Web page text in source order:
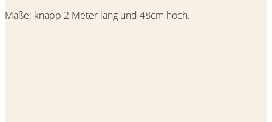
Maße: knapp 2 Meter lang und 48cm hoch.